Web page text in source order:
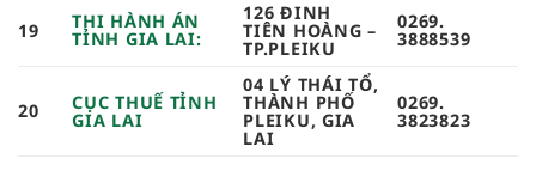
19 THI HÀNH ÁN
TỈNH GIA LAI:
126 ĐINH
TIÊN HOÀNG –
TP.PLEIKU
0269.
3888539
20 CỤC THUẾ TỈNH
GIA LAI
04 LÝ THÁI TỔ,
THÀNH PHỐ
PLEIKU, GIA
LAI
0269.
3823823